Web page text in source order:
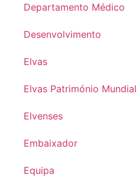
Departamento Médico
Desenvolvimento
Elvas
Elvas Património Mundial
Elvenses
Embaixador
Equipa